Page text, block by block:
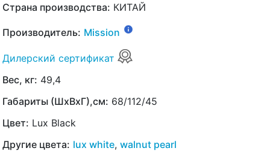
Страна производства: КИТАЙ
Производитель: Mission
Дилерский сертификат
Вес, кг: 49,4
Габариты (ШхВхГ),см: 68/112/45
Цвет: Lux Black
Другие цвета: lux white, walnut pearl